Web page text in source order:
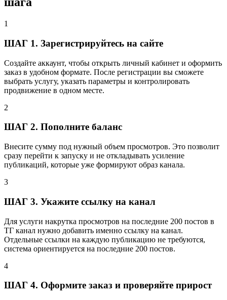
1
ШАГ 1. Зарегистрируйтесь на сайте
Создайте аккаунт, чтобы открыть личный кабинет и оформить
заказ в удобном формате. После регистрации вы сможете
выбрать услугу, указать параметры и контролировать
продвижение в одном месте.
2
ШАГ 2. Пополните баланс
Внесите сумму под нужный объем просмотров. Это позволит
сразу перейти к запуску и не откладывать усиление
публикаций, которые уже формируют образ канала.
3
ШАГ 3. Укажите ссылку на канал
Для услуги накрутка просмотров на последние 200 постов в
ТГ канал нужно добавить именно ссылку на канал.
Отдельные ссылки на каждую публикацию не требуются,
система ориентируется на последние 200 постов.
4
ШАГ 4. Оформите заказ и проверяйте прирост